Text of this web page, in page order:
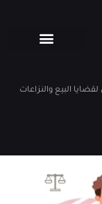
البيع والنزاعات